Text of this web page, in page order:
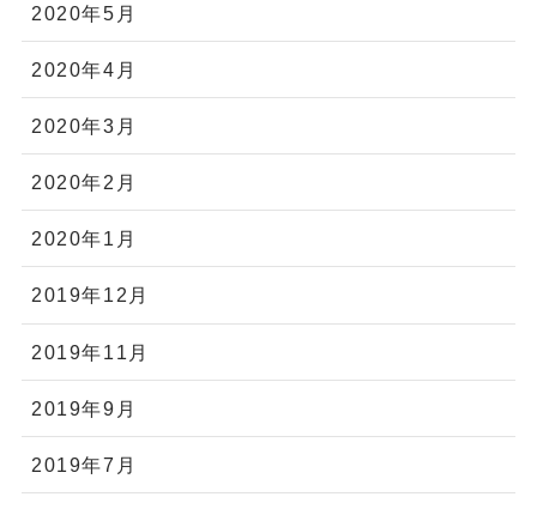
2020年5月
2020年4月
2020年3月
2020年2月
2020年1月
2019年12月
2019年11月
2019年9月
2019年7月